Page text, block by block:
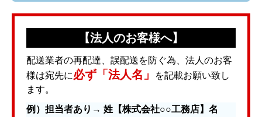
【法人のお客様へ】
配送業者の再配達、誤配送を防ぐ為、法人のお客
様は宛先に必ず「法人名」
を記載お願い致し
ます。
例）担当者あり→ 姓【株式会社○○工務店】名